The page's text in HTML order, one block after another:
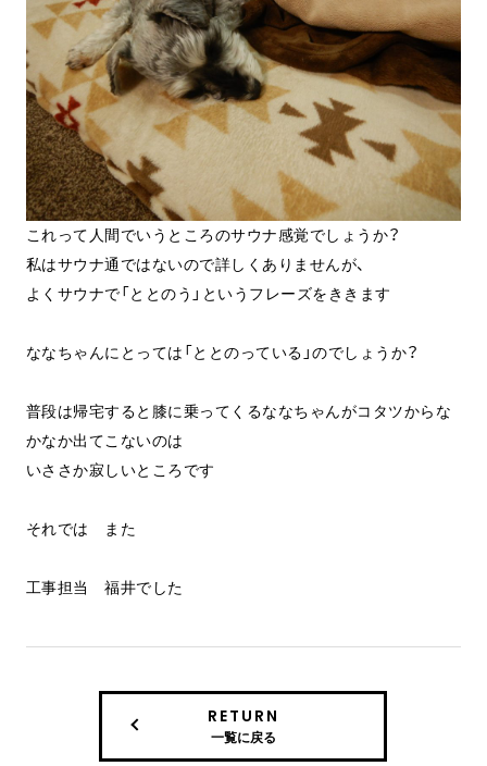
これって人間でいうところのサウナ感覚でしょうか？
私はサウナ通ではないので詳しくありませんが、
よくサウナで「ととのう」というフレーズをききます
ななちゃんにとっては「ととのっている」のでしょうか？
普段は帰宅すると膝に乗ってくるななちゃんがコタツからな
かなか出てこないのは
いささか寂しいところです
それでは また
工事担当 福井でした
RETURN
一覧に戻る